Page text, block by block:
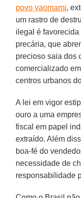
povo yaomami,
um rastro de
ilegal é
precária, que
precioso saia dos
comercializado
centros urbanos
A lei em vigor
ouro a uma
fiscal em papel
extraído. Além
boa-fé do
necessidade de
responsabilidade